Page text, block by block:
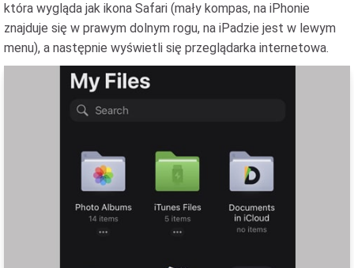
która wygląda jak ikona Safari (mały kompas, na iPhonie
znajduje się w prawym dolnym rogu, na iPadzie jest w lewym
menu), a następnie wyświetli się przeglądarka internetowa.